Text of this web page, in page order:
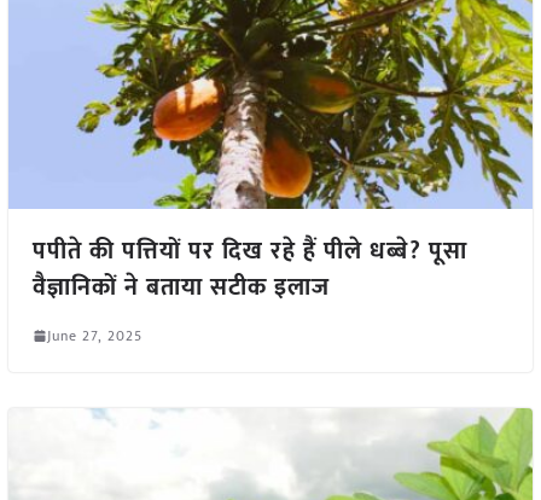
पपीते की पत्तियों पर दिख रहे हैं पीले धब्बे? पूसा
वैज्ञानिकों ने बताया सटीक इलाज
June 27, 2025